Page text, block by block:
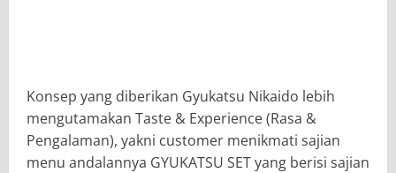
Konsep yang diberikan Gyukatsu Nikaido lebih
mengutamakan Taste & Experience (Rasa &
Pengalaman), yakni customer menikmati sajian
menu andalannya GYUKATSU SET yang berisi sajian